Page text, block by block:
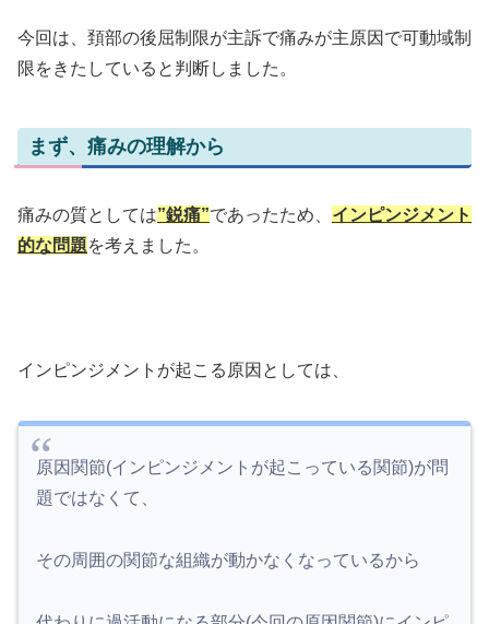
今回は、頚部の後屈制限が主訴で痛みが主原因で可動域制
限をきたしていると判断しました。
まず、痛みの理解から
痛みの質としては”鋭痛”であったため、 インピンジメント
的な問題を考えました。
インピンジメントが起こる原因としては、
原因関節(インピンジメントが起こっている関節)が問
題ではなくて、
その周囲の関節な組織が動かなくなっているから